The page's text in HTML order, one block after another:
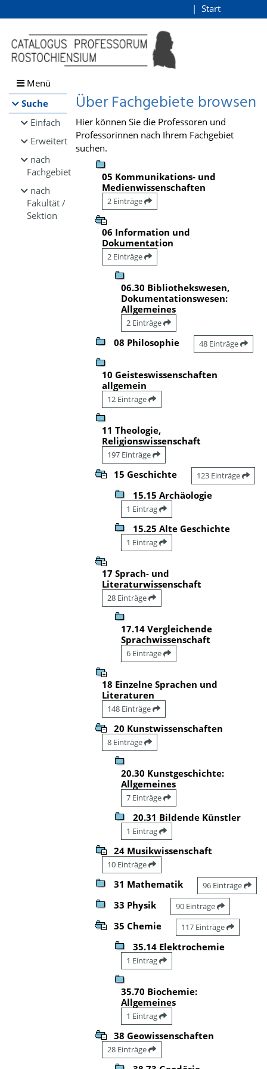
Browsen
direkt zum Inhalt
Start
Menü
Suche
Einfach
Erweitert
nach
Fachgebiet
nach
Fakultät /
Sektion
Über Fachgebiete browsen
Hier können Sie die Professoren und
Professorinnen nach Ihrem Fachgebiet
suchen.
05 Kommunikations- und
Medienwissenschaften
2 Einträge
06 Information und
Dokumentation
2 Einträge
06.30 Bibliothekswesen,
Dokumentationswesen:
Allgemeines
2 Einträge
08 Philosophie 48 Einträge
10 Geisteswissenschaften
allgemein
12 Einträge
11 Theologie,
Religionswissenschaft
197 Einträge
15 Geschichte 123 Einträge
15.15 Archäologie
1 Eintrag
15.25 Alte Geschichte
1 Eintrag
17 Sprach- und
Literaturwissenschaft
28 Einträge
17.14 Vergleichende
Sprachwissenschaft
6 Einträge
18 Einzelne Sprachen und
Literaturen
148 Einträge
20 Kunstwissenschaften
8 Einträge
20.30 Kunstgeschichte:
Allgemeines
7 Einträge
20.31 Bildende Künstler
1 Eintrag
24 Musikwissenschaft
10 Einträge
31 Mathematik 96 Einträge
33 Physik 90 Einträge
35 Chemie 117 Einträge
35.14 Elektrochemie
1 Eintrag
35.70 Biochemie:
Allgemeines
1 Eintrag
38 Geowissenschaften
28 Einträge